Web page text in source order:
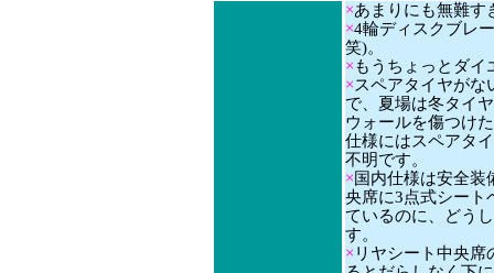
×あまりにも無難す
×4輪ディスクブレ
笑)。
×もうちょっとダイ
×スペアタイヤがな
で、夏場は冬タイ
ウォールを傷つけ
仕様にはスペアタ
不明です。
× 国内仕様は安全
央席に3点式シート
ているのに、どう
す。
× リヤシート中央